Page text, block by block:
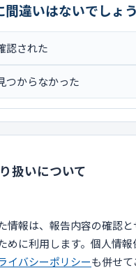
間違いはないでしょ
認された
つからなかった
扱いについて
情報は、報告内容の確認
めに利用します。個人情
イバシーポリシーも併せ